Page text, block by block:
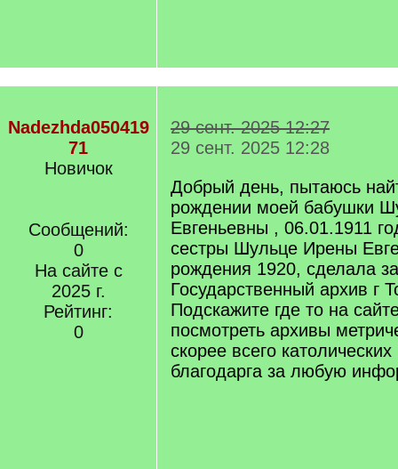
Nadezhda050419
71
Новичок
Сообщений:
0
На сайте с
2025 г.
Рейтинг:
0
29 сент. 2025 12:27
29 сент. 2025 12:28
Добрый день, пытаюсь
рождении моей бабушки
Евгеньевны , 06.01.1911
сестры Шульце Ирены
рождения 1920, сделала
Государственный архив г
Подскажите где то на
посмотреть архивы
скорее всего
благодарга за любую